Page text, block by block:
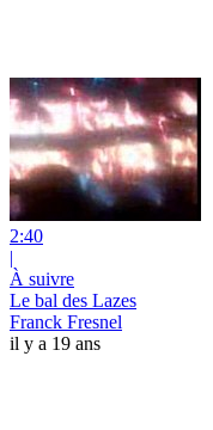
2:40
|
À suivre
Le bal des Lazes
Franck Fresnel
il y a 19 ans